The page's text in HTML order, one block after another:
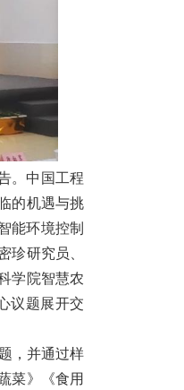
。 中国工程
的机遇与挑
能环境控制
珍研究员、
学院智慧农
议题展开交
，并通过样
菜》《食用